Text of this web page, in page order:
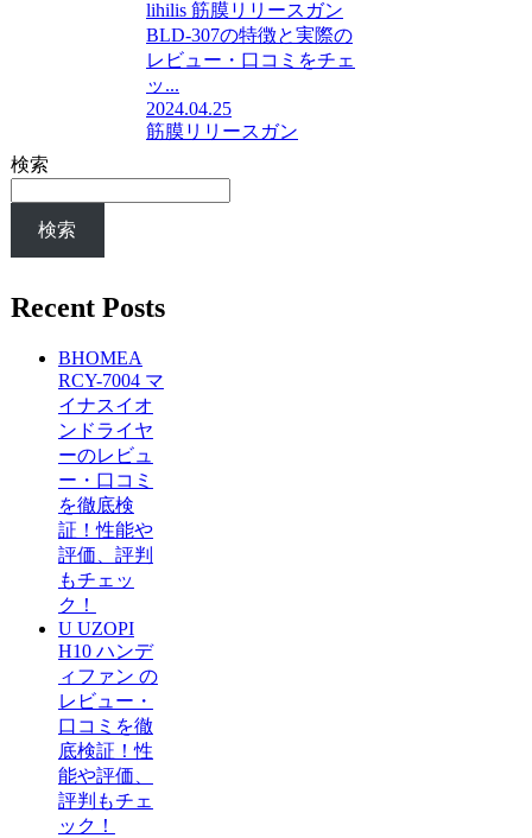
lihilis 筋膜リリースガン
BLD-307の特徴と実際の
レビュー・口コミをチェ
ッ...
2024.04.25
筋膜リリースガン
検索
検索
Recent Posts
BHOMEA
RCY-7004 マ
イナスイオ
ンドライヤ
ーのレビュ
ー・口コミ
を徹底検
証！性能や
評価、評判
もチェッ
ク！
U UZOPI
H10 ハンデ
ィファン の
レビュー・
口コミを徹
底検証！性
能や評価、
評判もチェ
ック！